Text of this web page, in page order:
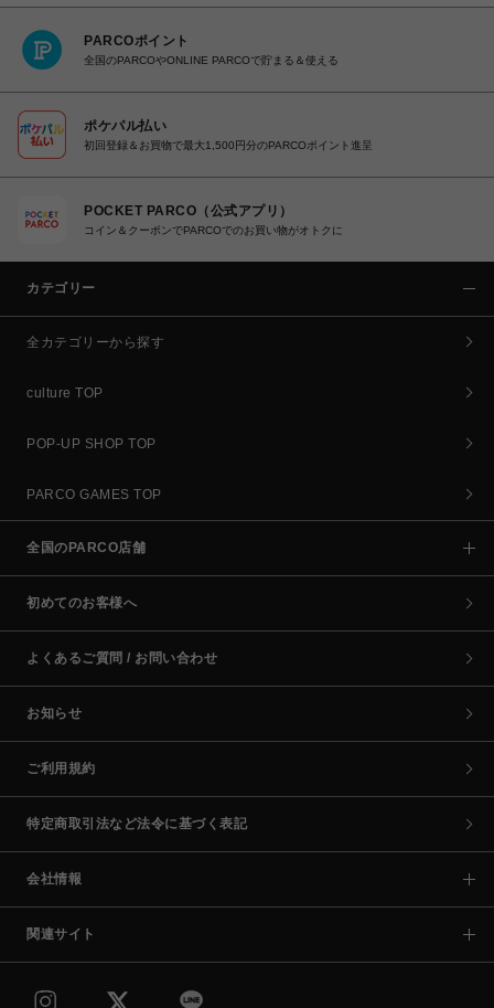
PARCOポイント
全国のPARCOやONLINE PARCOで貯まる＆使える
ポケパル払い
初回登録＆お買物で最大1,500円分のPARCOポイント進呈
POCKET PARCO（公式アプリ）
コイン＆クーポンでPARCOでのお買い物がオトクに
カテゴリー
全カテゴリーから探す
culture TOP
POP-UP SHOP TOP
PARCO GAMES TOP
全国のPARCO店舗
初めてのお客様へ
よくあるご質問 / お問い合わせ
お知らせ
ご利用規約
特定商取引法など法令に基づく表記
会社情報
関連サイト